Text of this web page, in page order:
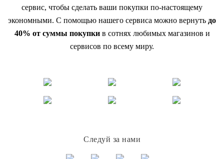
сервис, чтобы сделать ваши покупки по-настоящему
экономными. С помощью нашего сервиса можно вернуть до
40% от суммы покупкив сотнях любимых магазинов и
сервисов по всему миру.
Следуй за нами